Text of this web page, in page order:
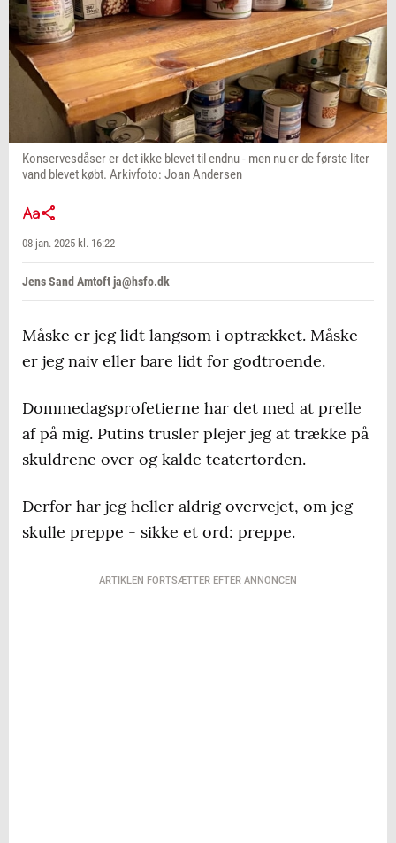
Konservesdåser er det ikke blevet til endnu - men nu er de første liter
vand blevet købt. Arkivfoto: Joan Andersen
08 jan. 2025 kl. 16:22
Jens Sand Amtoft ja@hsfo.dk
Måske er jeg lidt langsom i optrækket. Måske
er jeg naiv eller bare lidt for godtroende.
Dommedagsprofetierne har det med at prelle
af på mig. Putins trusler plejer jeg at trække på
skuldrene over og kalde teatertorden.
Derfor har jeg heller aldrig overvejet, om jeg
skulle preppe - sikke et ord: preppe.
ARTIKLEN FORTSÆTTER EFTER ANNONCEN